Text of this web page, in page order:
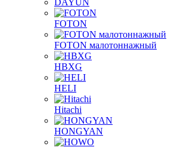
DAYUN
FOTON
FOTON малотоннажный
HBXG
HELI
Hitachi
HONGYAN